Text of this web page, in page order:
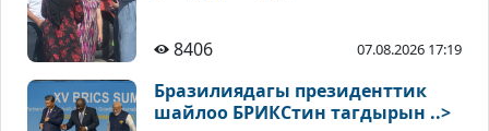
8406 07.08.2026 17:19
Бразилиядагы президенттик
шайлоо БРИКСтин тагдырын ..>